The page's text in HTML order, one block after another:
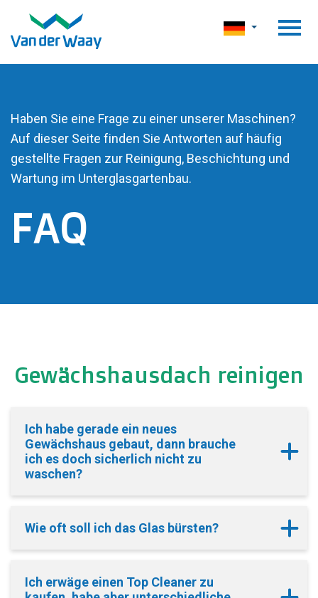
FAQ
Haben Sie eine Frage zu einer unserer Maschinen?
Auf dieser Seite finden Sie Antworten auf häufig
gestellte Fragen zur Reinigung, Beschichtung und
Wartung im Unterglasgartenbau.
Gewächshausdach reinigen
Ich habe gerade ein neues
Gewächshaus gebaut, dann brauche
ich es doch sicherlich nicht zu
waschen?
Wie oft soll ich das Glas bürsten?
Ich erwäge einen Top Cleaner zu